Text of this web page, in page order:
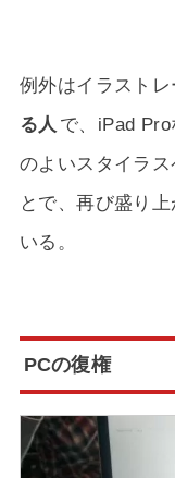
例外はイラスト
る人 で、iPad
のよいスタイラ
とで、再び盛り
いる。
PCの復権